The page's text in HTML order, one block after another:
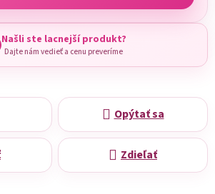
Našli ste lacnejší produkt?
Dajte nám vedieť a cenu preveríme
Opýtať sa
Zdieľať